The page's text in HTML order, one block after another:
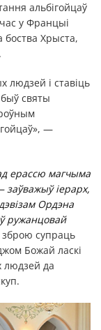
альбігойцаў
у Францыі
Хрыста,
людзей і ставіць
святы
—
ерассю магчыма
іерарх,
Ордэна
ў ружанцовай
супраць
Божай ласкі
людзей да